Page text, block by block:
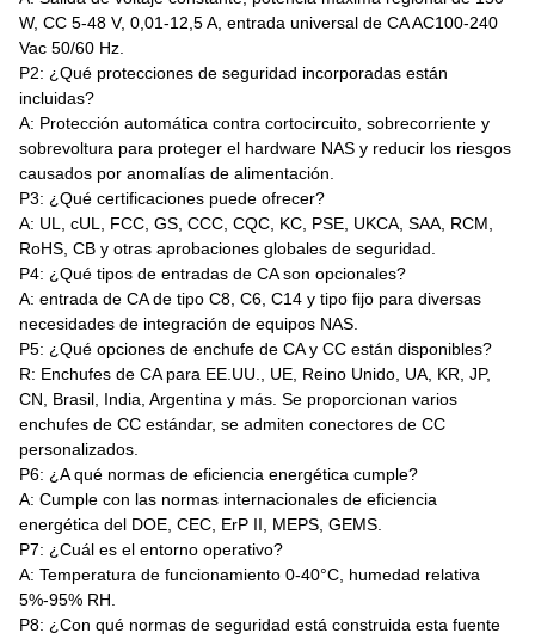
W, CC 5-48 V, 0,01-12,5 A, entrada universal de CA AC100-240
Vac 50/60 Hz.
P2: ¿Qué protecciones de seguridad incorporadas están
incluidas?
A: Protección automática contra cortocircuito, sobrecorriente y
sobrevoltura para proteger el hardware NAS y reducir los riesgos
causados por anomalías de alimentación.
P3: ¿Qué certificaciones puede ofrecer?
A: UL, cUL, FCC, GS, CCC, CQC, KC, PSE, UKCA, SAA, RCM,
RoHS, CB y otras aprobaciones globales de seguridad.
P4: ¿Qué tipos de entradas de CA son opcionales?
A: entrada de CA de tipo C8, C6, C14 y tipo fijo para diversas
necesidades de integración de equipos NAS.
P5: ¿Qué opciones de enchufe de CA y CC están disponibles?
R: Enchufes de CA para EE.UU., UE, Reino Unido, UA, KR, JP,
CN, Brasil, India, Argentina y más. Se proporcionan varios
enchufes de CC estándar, se admiten conectores de CC
personalizados.
P6: ¿A qué normas de eficiencia energética cumple?
A: Cumple con las normas internacionales de eficiencia
energética del DOE, CEC, ErP II, MEPS, GEMS.
P7: ¿Cuál es el entorno operativo?
A: Temperatura de funcionamiento 0-40°C, humedad relativa
5%-95% RH.
P8: ¿Con qué normas de seguridad está construida esta fuente